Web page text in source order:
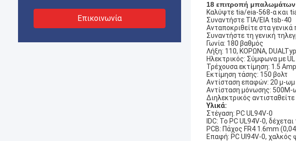
Επικοινωνία
18 επιτροπή μπαλωμάτων
Καλύψτε tia/eia-568-α και
Συναντήστε TIA/EIA tsb-40
Ανταποκριθείτε στα
Συναντήστε τη γενική
Γωνία: 180 βαθμός
Λήξη: 110, ΚΟΡΩΝΑ,
Ηλεκτρικός: Σύμφωνα με
Τρέχουσα εκτίμηση: 1.5
Εκτίμηση τάσης: 150 βολτ
Αντίσταση επαφών: 20 μ-ωμ
Αντίσταση μόνωσης: 500M-
Διηλεκτρικός
Υλικά:
Στέγαση: PC UL94V-0
IDC: Το PC UL94V-0,
PCB: Πάχος FR4 1.6mm
Επαφή: PC Ul94V-0,